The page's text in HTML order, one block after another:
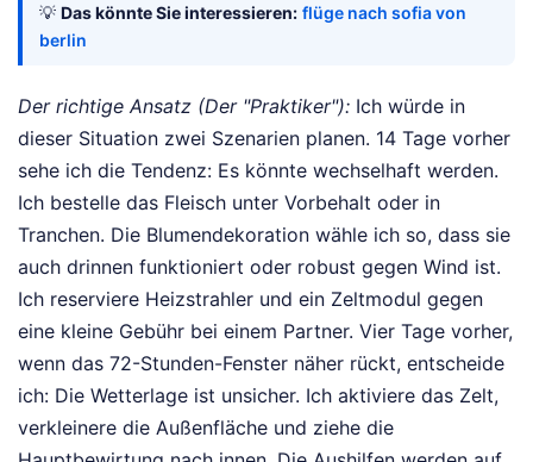
💡 Das könnte Sie interessieren: flüge nach sofia von
berlin
Der richtige Ansatz (Der "Praktiker"): Ich würde in
dieser Situation zwei Szenarien planen. 14 Tage vorher
sehe ich die Tendenz: Es könnte wechselhaft werden.
Ich bestelle das Fleisch unter Vorbehalt oder in
Tranchen. Die Blumendekoration wähle ich so, dass sie
auch drinnen funktioniert oder robust gegen Wind ist.
Ich reserviere Heizstrahler und ein Zeltmodul gegen
eine kleine Gebühr bei einem Partner. Vier Tage vorher,
wenn das 72-Stunden-Fenster näher rückt, entscheide
ich: Die Wetterlage ist unsicher. Ich aktiviere das Zelt,
verkleinere die Außenfläche und ziehe die